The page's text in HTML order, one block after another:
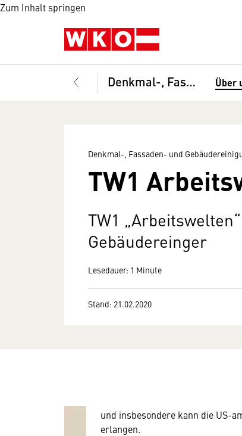
Zum Inhalt springen
Denkmal-, Fassaden- und Gebäudereinigung Über
Denkmal-, Fassaden- und
TW1
TW1
Gebäudereinger
Lesedauer: 1 Minute
Stand: 21.02.2020
und insbesondere kann die US-
erlangen.